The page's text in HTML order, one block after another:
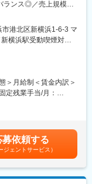
課題解決を図る姿勢
～60代（男女それぞ
ソグラフィという技術
ルニッチトップ企業
80%近くを占めてお
ケットがメインフィ
る動きや、海外事業
ランス◎／売上規模1
します。
手配、顧客先アポイン
等の作成など。
依頼が多く入るため、
ョンが多く発生しま
バランスも充実した働
ります。
港北区新横浜1-6-3 マ
横浜駅受動喫煙対
クニカ（会社の定め
の自宅
＞月給制＜賃金内訳＞
定残業手当/月：
間分は全額支給■賞
、業績に応じて＋αの
金額であり、選考を
額)は固定手当を含めた
募依頼する
ジェントサービス）